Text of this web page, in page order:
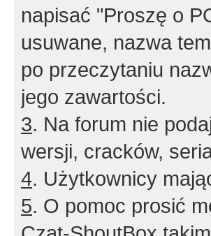
napisać "Proszę o
usuwane, nazwa
po przeczytaniu
jego zawartości.
3. Na forum nie
wersji, cracków,
4. Użytkownicy
5. O pomoc prosić